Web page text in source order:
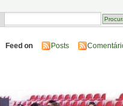
Feed on Posts